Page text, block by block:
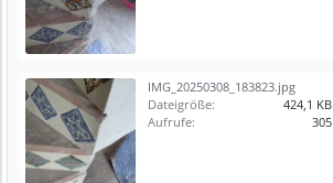
IMG_20250308_183823.jpg
Dateigröße:
424,1 KB
Aufrufe:
305